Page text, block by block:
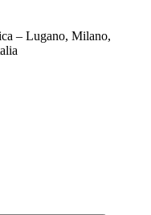
– Lugano, Milano,